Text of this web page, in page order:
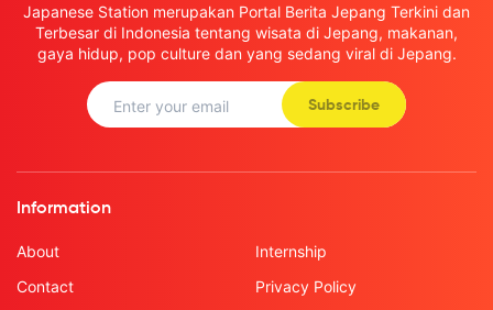
Japanese Station merupakan Portal Berita Jepang Terkini dan
Terbesar di Indonesia tentang wisata di Jepang, makanan,
gaya hidup, pop culture dan yang sedang viral di Jepang.
Subscribe
Information
About
Contact
Internship
Privacy Policy